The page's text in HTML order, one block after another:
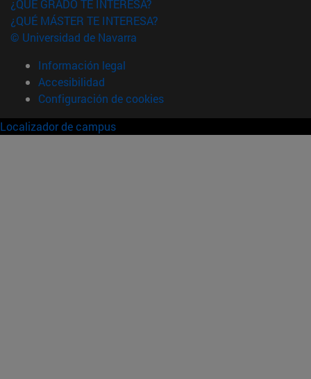
¿QUÉ GRADO TE INTERESA?
¿QUÉ MÁSTER TE INTERESA?
© Universidad de Navarra
Información legal
Accesibilidad
Configuración de cookies
Localizador de campus